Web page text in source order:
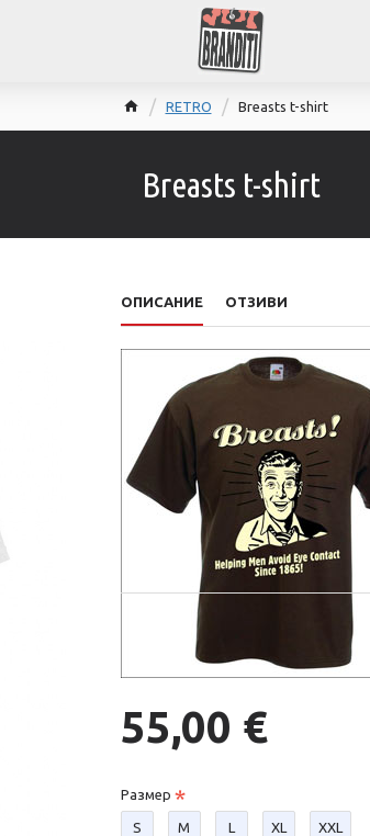
RETRO Breasts t-shirt
Breasts t-shirt
ОПИСАНИЕ ОТЗИВИ
55,00 €
Размер
S М L XL XXL